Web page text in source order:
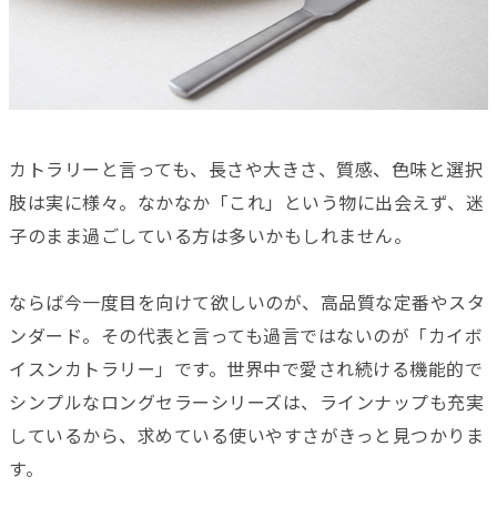
カトラリーと言っても、長さや大きさ、質感、色味と選択
肢は実に様々。なかなか「これ」という物に出会えず、迷
子のまま過ごしている方は多いかもしれません。
ならば今一度目を向けて欲しいのが、高品質な定番やスタ
ンダード。その代表と言っても過言ではないのが「カイボ
イスンカトラリー」です。世界中で愛され続ける機能的で
シンプルなロングセラーシリーズは、ラインナップも充実
しているから、求めている使いやすさがきっと見つかりま
す。